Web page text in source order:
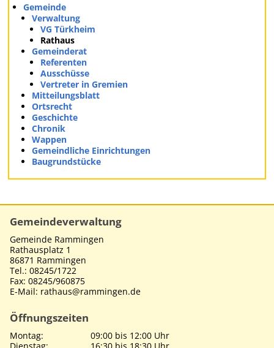
Gemeinde
Verwaltung
VG Türkheim
Rathaus
Gemeinderat
Referenten
Ausschüsse
Vertreter in Gremien
Mitteilungsblatt
Ortsrecht
Geschichte
Chronik
Wappen
Gemeindliche Einrichtungen
Baugrundstücke
Gemeindeverwaltung
Gemeinde Rammingen
Rathausplatz 1
86871 Rammingen
Tel.: 08245/1722
Fax: 08245/960875
E-Mail: rathaus@rammingen.de
Öffnungszeiten
Montag:
09:00 bis 12:00 Uhr
Dienstag:
16:30 bis 18:30 Uhr